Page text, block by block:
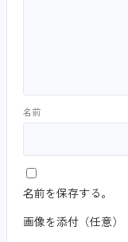
名前
名前を保存する。
画像を添付（任意）